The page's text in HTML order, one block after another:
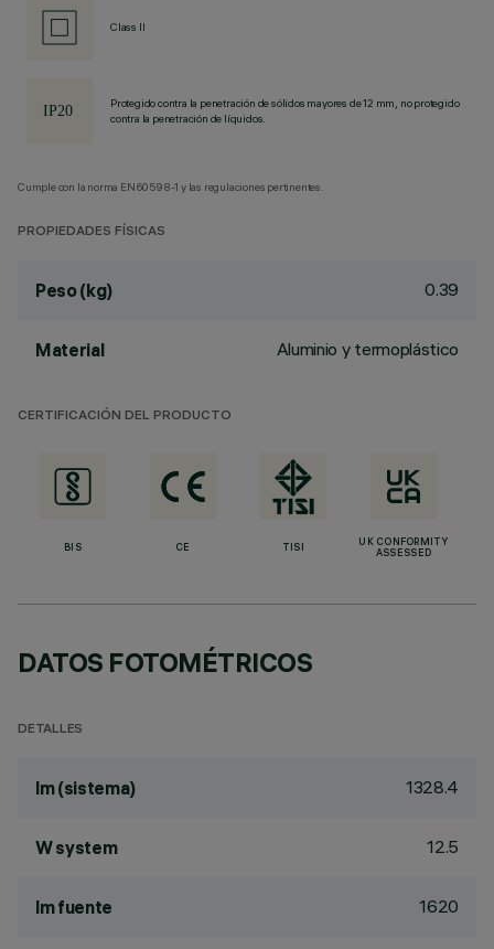
Class II
Protegido contra la penetración de sólidos mayores de 12 mm, no protegido
contra la penetración de líquidos.
Cumple con la norma EN60598-1 y las regulaciones pertinentes.
PROPIEDADES FÍSICAS
Peso (kg) 0.39
Material Aluminio y termoplástico
CERTIFICACIÓN DEL PRODUCTO
BIS CE TISI
UK CONFORMITY
ASSESSED
DATOS FOTOMÉTRICOS
DETALLES
lm (sistema) 1328.4
W system 12.5
lm fuente 1620